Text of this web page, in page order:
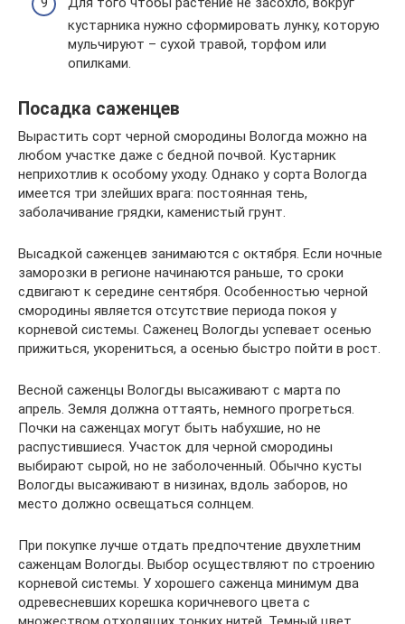
кустарника нужно сформировать лунку, которую
мульчируют – сухой травой, торфом или
опилками.
Посадка саженцев
Вырастить сорт черной смородины Вологда можно на
любом участке даже с бедной почвой. Кустарник
неприхотлив к особому уходу. Однако у сорта Вологда
имеется три злейших врага: постоянная тень,
заболачивание грядки, каменистый грунт.
Высадкой саженцев занимаются с октября. Если ночные
заморозки в регионе начинаются раньше, то сроки
сдвигают к середине сентября. Особенностью черной
смородины является отсутствие периода покоя у
корневой системы. Саженец Вологды успевает осенью
прижиться, укорениться, а осенью быстро пойти в рост.
Весной саженцы Вологды высаживают с марта по
апрель. Земля должна оттаять, немного прогреться.
Почки на саженцах могут быть набухшие, но не
распустившиеся. Участок для черной смородины
выбирают сырой, но не заболоченный. Обычно кусты
Вологды высаживают в низинах, вдоль заборов, но
место должно освещаться солнцем.
При покупке лучше отдать предпочтение двухлетним
саженцам Вологды. Выбор осуществляют по строению
корневой системы. У хорошего саженца минимум два
одревесневших корешка коричневого цвета с